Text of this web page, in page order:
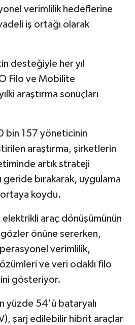
verimlilik hedeflerine
iş ortağı olarak
desteğiyle her yıl
Filo ve Mobilite
araştırma sonuçları
bin 157 yöneticinin
araştırma, şirketlerin
artık strateji
geride bırakarak, uygulama
koydu.
elektrikli araç dönüşümünün
önüne sererken,
verimlilik,
ve veri odaklı filo
gösteriyor.
yüzde 54'ü bataryalı
şarj edilebilir hibrit araçlar